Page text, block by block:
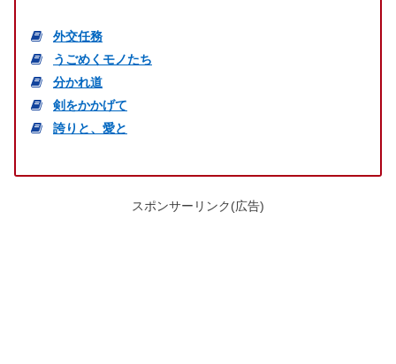
外交任務
うごめくモノたち
分かれ道
剣をかかげて
誇りと、愛と
スポンサーリンク(広告)